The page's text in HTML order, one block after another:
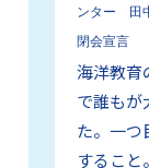
ンター　田
閉会宣言　
海洋教育
で誰もが
た。一つ
すること